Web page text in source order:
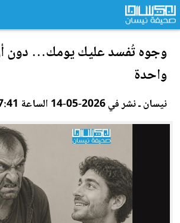
وجوه تُفسد عليك يومك… دون
واحدة
نيسان ـ نشر في 2026-05-14 الساعة 17:41